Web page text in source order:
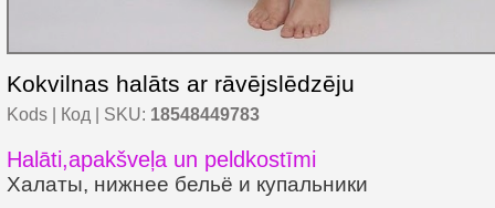
Kokvilnas halāts ar rāvējslēdzēju
Kods | Код | SKU: 18548449783
Halāti,apakšveļa un peldkostīmi
Халаты, нижнее бельё и купальники